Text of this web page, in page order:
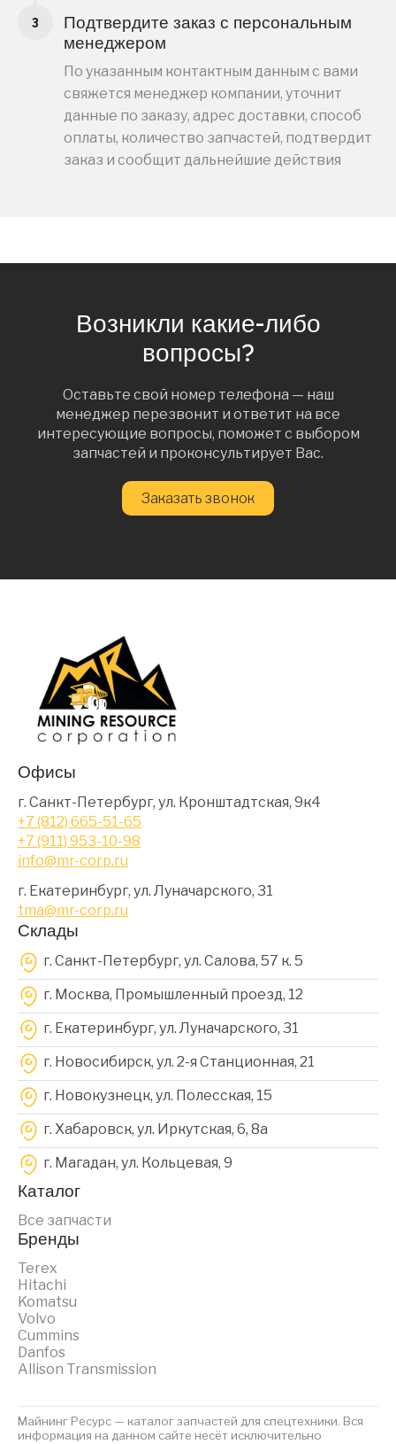
Подтвердите заказ с персональным
менеджером
По указанным контактным данным с вами
свяжется менеджер компании, уточнит
данные по заказу, адрес доставки, способ
оплаты, количество запчастей, подтвердит
заказ и сообщит дальнейшие действия
Возникли какие-либо
вопросы?
Оставьте свой номер телефона — наш
менеджер перезвонит и ответит на все
интересующие вопросы, поможет с выбором
запчастей и проконсультирует Вас.
Заказать звонок
Офисы
г. Санкт-Петербург, ул. Кронштадтская, 9к4
+7 (812) 665-51-65
+7 (911) 953-10-98
info@mr-corp.ru
г. Екатеринбург, ул. Луначарского, 31
tma@mr-corp.ru
Склады
г. Санкт-Петербург, ул. Салова, 57 к. 5
г. Москва, Промышленный проезд, 12
г. Екатеринбург, ул. Луначарского, 31
г. Новосибирск, ул. 2-я Станционная, 21
г. Новокузнецк, ул. Полесская, 15
г. Хабаровск, ул. Иркутская, 6, 8a
г. Магадан, ул. Кольцевая, 9
Каталог
Все запчасти
Бренды
Terex
Hitachi
Komatsu
Volvo
Cummins
Danfos
Allison Transmission
Майнинг Ресурс — каталог запчастей для спецтехники. Вся
информация на данном сайте несёт исключительно